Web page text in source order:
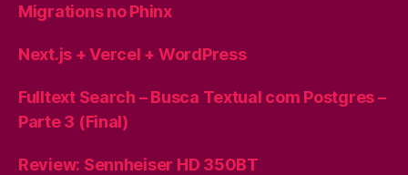
Migrations no Phinx
Next.js + Vercel + WordPress
Fulltext Search – Busca Textual com Postgres –
Parte 3 (Final)
Review: Sennheiser HD 350BT